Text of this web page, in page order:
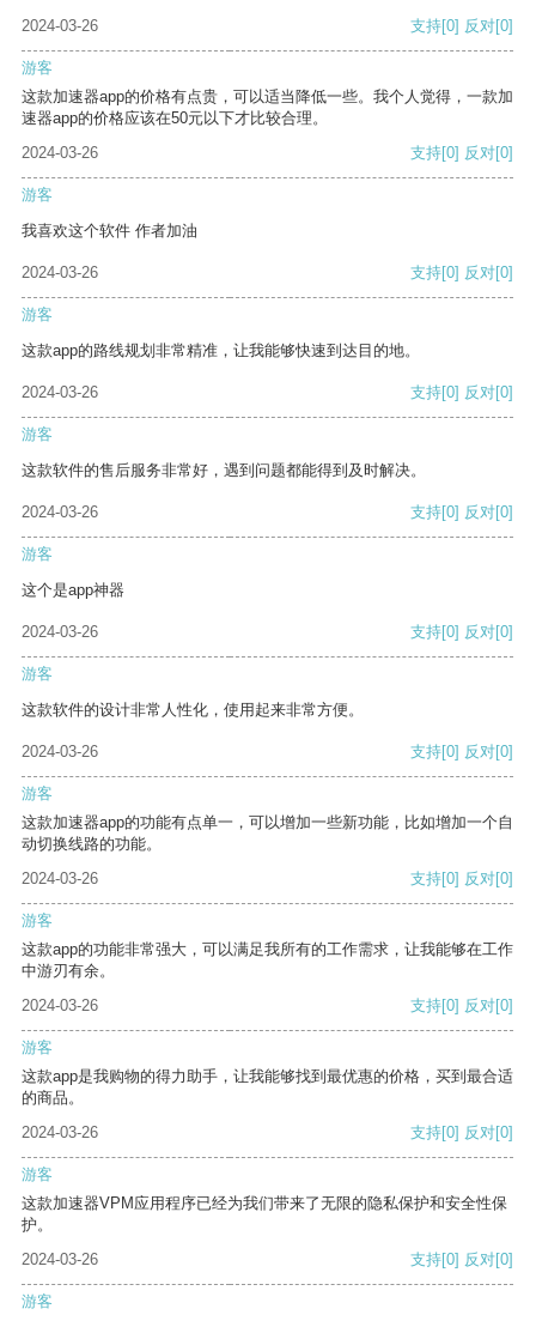
2024-03-26 支持[0] 反对[0]
游客
这款加速器app的价格有点贵，可以适当降低一些。我个人觉得，一款加
速器app的价格应该在50元以下才比较合理。
2024-03-26
支持[0] 反对[0]
游客
我喜欢这个软件 作者加油
2024-03-26 支持[0] 反对[0]
游客
这款app的路线规划非常精准，让我能够快速到达目的地。
2024-03-26 支持[0] 反对[0]
游客
这款软件的售后服务非常好，遇到问题都能得到及时解决。
2024-03-26 支持[0] 反对[0]
游客
这个是app神器
2024-03-26 支持[0] 反对[0]
游客
这款软件的设计非常人性化，使用起来非常方便。
2024-03-26 支持[0] 反对[0]
游客
这款加速器app的功能有点单一，可以增加一些新功能，比如增加一个自
动切换线路的功能。
2024-03-26
支持[0] 反对[0]
游客
这款app的功能非常强大，可以满足我所有的工作需求，让我能够在工作
中游刃有余。
2024-03-26
支持[0] 反对[0]
游客
这款app是我购物的得力助手，让我能够找到最优惠的价格，买到最合适
的商品。
2024-03-26
支持[0] 反对[0]
游客
这款加速器VPM应用程序已经为我们带来了无限的隐私保护和安全性保
护。
2024-03-26
支持[0] 反对[0]
游客